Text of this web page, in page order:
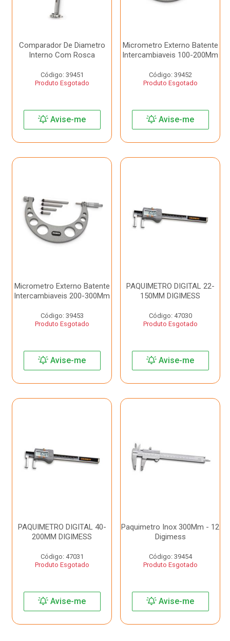
Comparador De Diametro
Interno Com Rosca
Código: 39451
Produto Esgotado
Avise-me
Micrometro Externo Batente
Intercambiaveis 100-200Mm
Código: 39452
Produto Esgotado
Avise-me
Micrometro Externo Batente
Intercambiaveis 200-300Mm
Código: 39453
Produto Esgotado
Avise-me
PAQUIMETRO DIGITAL 22-
150MM DIGIMESS
Código: 47030
Produto Esgotado
Avise-me
PAQUIMETRO DIGITAL 40-
200MM DIGIMESS
Código: 47031
Produto Esgotado
Avise-me
Paquimetro Inox 300Mm - 12
Digimess
Código: 39454
Produto Esgotado
Avise-me